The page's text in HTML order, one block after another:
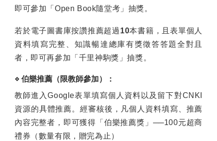
即可參加「Open Book隨堂考」抽獎。
若於電子圖書庫按讚推薦超過 10本書籍，且表單個人
資料填寫完整、知識暢達總庫有獎徵答答題全對且
者，即可再參加「千里神駒獎」抽獎。
⋄ 伯樂推薦（限教師參加）：
教師進入Google表單填寫個人資料以及留下對CNKI
資源的具體推薦。經審核後，凡個人資料填寫、推薦
內容完整者，即可獲得「伯樂推薦獎」──100元超商
禮券（數量有限，贈完為止）